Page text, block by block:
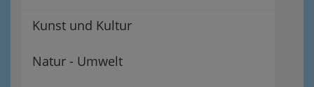
Kunst und Kultur
Natur - Umwelt